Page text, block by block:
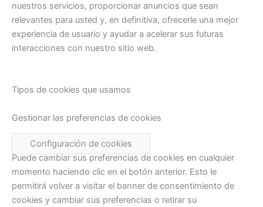
nuestros servicios, proporcionar anuncios que sean
relevantes para usted y, en definitiva, ofrecerle una mejor
experiencia de usuario y ayudar a acelerar sus futuras
interacciones con nuestro sitio web.
Tipos de cookies que usamos
Gestionar las preferencias de cookies
Configuración de cookies
Puede cambiar sus preferencias de cookies en cualquier
momento haciendo clic en el botón anterior. Esto le
permitirá volver a visitar el banner de consentimiento de
cookies y cambiar sus preferencias o retirar su